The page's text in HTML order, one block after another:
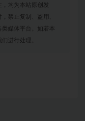
均为本站原创发
禁止复制、盗用、
媒体平台。如若本
进行处理。